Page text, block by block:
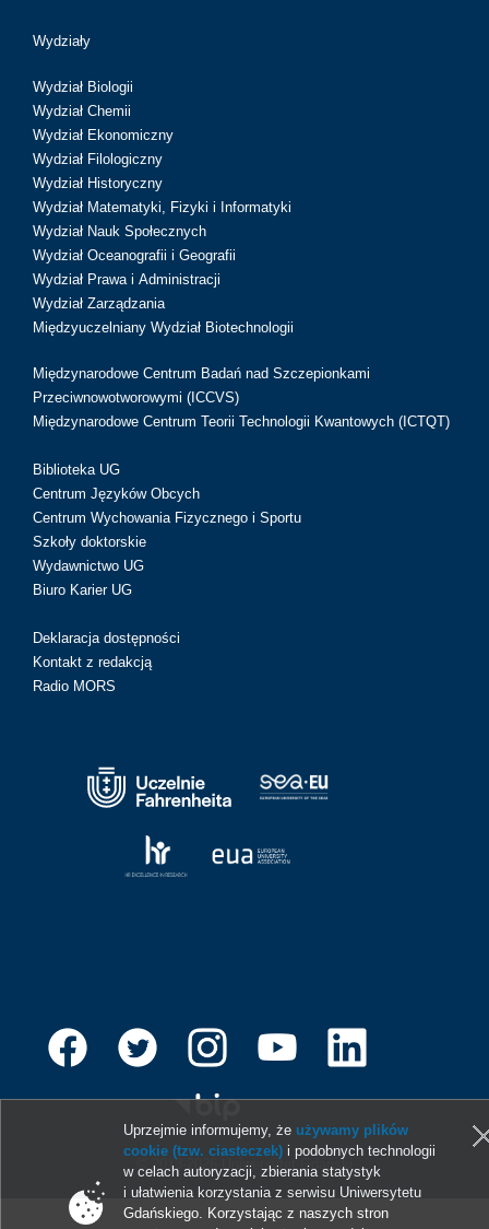
Wydziały
Wydział Biologii
Wydział Chemii
Wydział Ekonomiczny
Wydział Filologiczny
Wydział Historyczny
Wydział Matematyki, Fizyki i Informatyki
Wydział Nauk Społecznych
Wydział Oceanografii i Geografii
Wydział Prawa i Administracji
Wydział Zarządzania
Międzyuczelniany Wydział Biotechnologii
Międzynarodowe Centrum Badań nad Szczepionkami
Przeciwnowotworowymi (ICCVS)
Międzynarodowe Centrum Teorii Technologii Kwantowych (ICTQT)
Biblioteka UG
Centrum Języków Obcych
Centrum Wychowania Fizycznego i Sportu
Szkoły doktorskie
Wydawnictwo UG
Biuro Karier UG
Deklaracja dostępności
Kontakt z redakcją
Radio MORS
© 2013-2026 Uniwersytet Gdański
Uprzejmie informujemy, że używamy plików
cookie (tzw. ciasteczek) i podobnych technologii
w celach autoryzacji, zbierania statystyk
i ułatwienia korzystania z serwisu Uniwersytetu
Gdańskiego. Korzystając z naszych stron